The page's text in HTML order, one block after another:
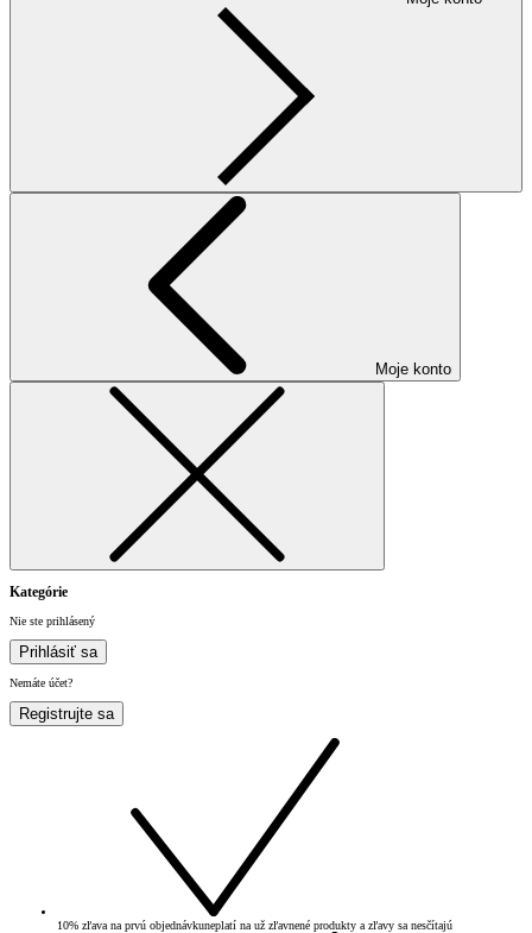
Moje konto
Kategórie
Nie ste prihlásený
Prihlásiť sa
Nemáte účet?
Registrujte sa
10% zľava na prvú objednávkuneplatí na už zľavnené produkty a zľavy sa nesčítajú